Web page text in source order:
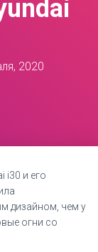
2020
i30 и его
дизайном, чем у
огни со